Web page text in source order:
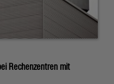
Rechenzentren mit